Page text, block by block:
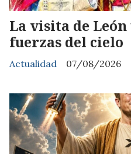
La visita de
fuerzas del cielo
Actualidad 07/08/2026